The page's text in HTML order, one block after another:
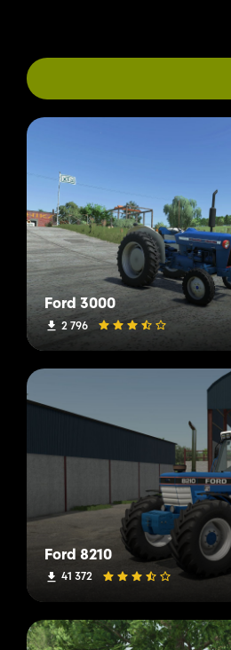
Ford 3000
2 796
Ford 8210
41 372